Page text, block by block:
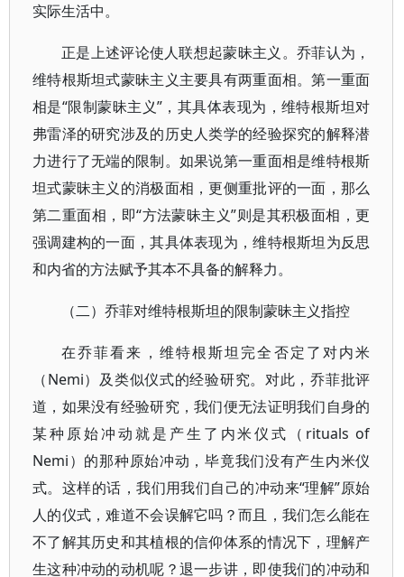
实际生活中。
正是上述评论使人联想起蒙昧主义。乔菲认为，
维特根斯坦式蒙昧主义主要具有两重面相。第一重面
相是“限制蒙昧主义”，其具体表现为，维特根斯坦对
弗雷泽的研究涉及的历史人类学的经验探究的解释潜
力进行了无端的限制。如果说第一重面相是维特根斯
坦式蒙昧主义的消极面相，更侧重批评的一面，那么
第二重面相，即“方法蒙昧主义”则是其积极面相，更
强调建构的一面，其具体表现为，维特根斯坦为反思
和内省的方法赋予其本不具备的解释力。
（二）乔菲对维特根斯坦的限制蒙昧主义指控
在乔菲看来，维特根斯坦完全否定了对内米
（Nemi）及类似仪式的经验研究。对此，乔菲批评
道，如果没有经验研究，我们便无法证明我们自身的
某种原始冲动就是产生了内米仪式（rituals of
Nemi）的那种原始冲动，毕竟我们没有产生内米仪
式。这样的话，我们用我们自己的冲动来“理解”原始
人的仪式，难道不会误解它吗？而且，我们怎么能在
不了解其历史和其植根的信仰体系的情况下，理解产
生这种冲动的动机呢？退一步讲，即使我们的冲动和